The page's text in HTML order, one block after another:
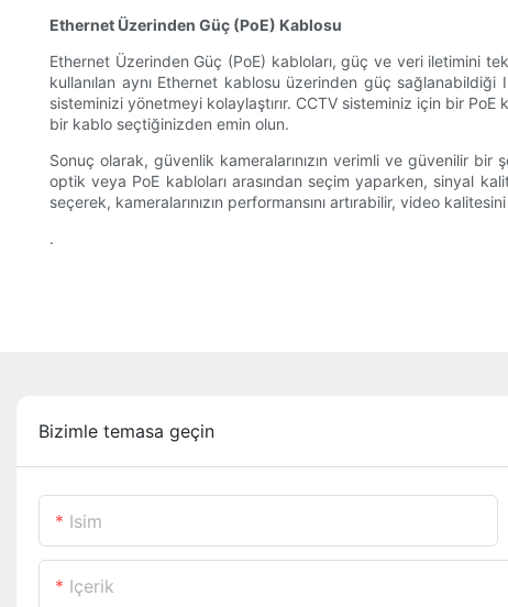
Ethernet Üzerinden Güç (PoE) Kablosu
Ethernet Üzerinden Güç (PoE) kabloları, güç ve veri iletimini
kullanılan aynı Ethernet kablosu üzerinden güç sağlanabildiği
sisteminizi yönetmeyi kolaylaştırır. CCTV sisteminiz için bir
bir kablo seçtiğinizden emin olun.
Sonuç olarak, güvenlik kameralarınızın verimli ve güvenilir
optik veya PoE kabloları arasından seçim yaparken, sinyal
seçerek, kameralarınızın performansını artırabilir, video
.
Bizimle temasa geçin
Isim
Içerik